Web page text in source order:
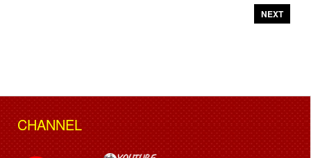
NEXT
CHANNEL